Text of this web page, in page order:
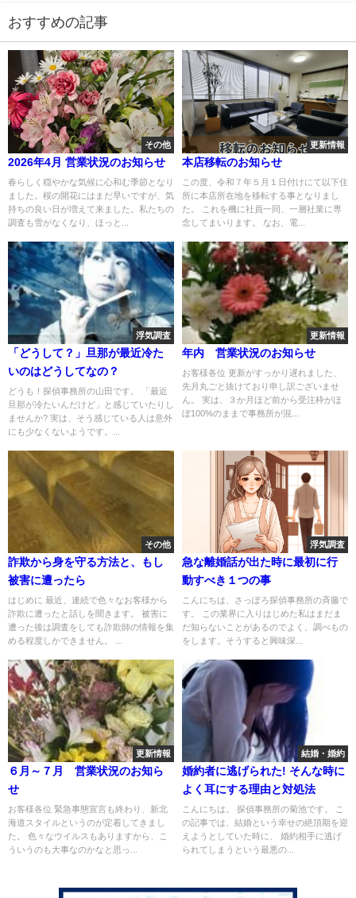
おすすめの記事
その他
2026年4月 営業状況のお知らせ
春らしく穏やかな気候に心和む季節となり
ました。桜の開花にはまだ早いですが、気
持ちの良い日が増えて来ました。私たちの
調査も雪がなくなり、ほっと...
更新情報
本店移転のお知らせ
この度、令和７年５月１日付けにて以下住
所に本店所在地を移転する事となりまし
た。 これを機に社員一同、一層社業に専
念してまいります。 なお、電...
浮気調査
「どうして？」旦那が最近冷た
いのはどうしてなの？
どうも！探偵事務所の山田です。 「最近
旦那が冷たいんだけど」と感じていたりし
ませんか? 実は、そう感じている人は意外
にも少なくないようです。...
更新情報
年内 営業状況のお知らせ
お客様各位 更新がすっかり遅れました、
先月丸ごと抜けており申し訳ございませ
ん。 実は、３か月ほど前から受注枠がほ
ぼ100%のままで事務所が混...
その他
詐欺から身を守る方法と、もし
被害に遭ったら
はじめに 最近、連続で色々なお客様から
詐欺に遭ったと話しを聞きます。 被害に
遭った後は調査をしても詐欺師の情報を集
める程度しかできません。 ...
浮気調査
急な離婚話が出た時に最初に行
動すべき１つの事
こんにちは、さっぽろ探偵事務所の斉藤で
す。 この業界に入りはじめた私はまだま
だ知らないことがあるのでよく、調べもの
をします。そうすると興味深...
更新情報
６月～７月 営業状況のお知ら
せ
お客様各位 緊急事態宣言も終わり、新北
海道スタイルというのが定着してきまし
た。 色々なウイルスもありますから、こ
ういうのも大事なのかなと思っ...
結婚・婚約
婚約者に逃げられた! そんな時に
よく耳にする理由と対処法
こんにちは。 探偵事務所の菊池です。 こ
の記事では、結婚という幸せの絶頂期を迎
えようとしていた時に、 婚約相手に逃げ
られてしまうという最悪の...